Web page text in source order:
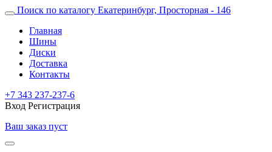
Поиск по каталогу Екатеринбург, Просторная - 146
Главная
Шины
Диски
Доставка
Контакты
+7 343 237-237-6
Вход Регистрация
Ваш заказ пуст